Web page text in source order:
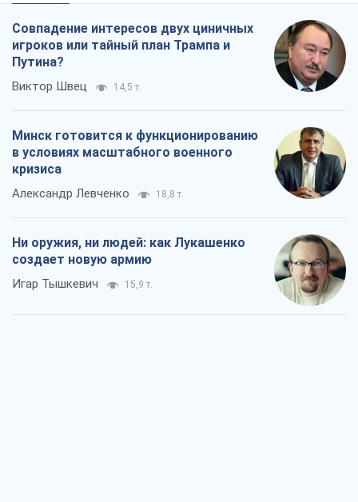
Совпадение интересов двух циничных
игроков или тайный план Трампа и
Путина?
Виктор Швец 14,5 т.
Минск готовится к функционированию
в условиях масштабного военного
кризиса
Александр Левченко 18,8 т.
Ни оружия, ни людей: как Лукашенко
создает новую армию
Игар Тышкевич 15,9 т.